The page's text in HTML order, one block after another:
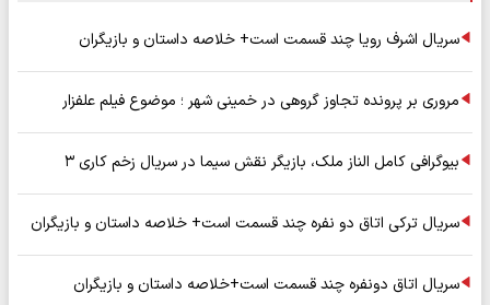
سریال اشرف رویا چند قسمت است+ خلاصه داستان و بازیگران
مروری بر پرونده تجاوز گروهی در خمینی شهر ؛ موضوع فیلم علفزار
بیوگرافی کامل الناز ملک، بازیگر نقش سیما در سریال زخم کاری ۳
سریال ترکی اتاق دو نفره چند قسمت است+ خلاصه داستان و بازیگران
سریال اتاق دونفره چند قسمت است+خلاصه داستان و بازیگران